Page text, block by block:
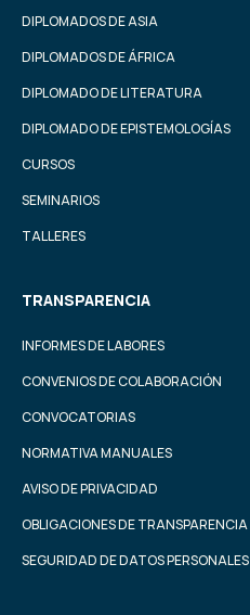
DIPLOMADOS DE ASIA
DIPLOMADOS DE ÁFRICA
DIPLOMADO DE LITERATURA
DIPLOMADO DE EPISTEMOLOGÍAS
CURSOS
SEMINARIOS
TALLERES
TRANSPARENCIA
INFORMES DE LABORES
CONVENIOS DE COLABORACIÓN
CONVOCATORIAS
NORMATIVA MANUALES
AVISO DE PRIVACIDAD
OBLIGACIONES DE TRANSPARENCIA
SEGURIDAD DE DATOS PERSONALES